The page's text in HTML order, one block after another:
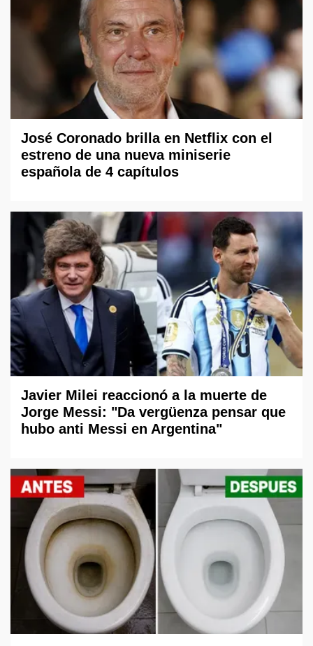
José Coronado brilla en Netflix con el
estreno de una nueva miniserie
española de 4 capítulos
Javier Milei reaccionó a la muerte de
Jorge Messi: "Da vergüenza pensar que
hubo anti Messi en Argentina"